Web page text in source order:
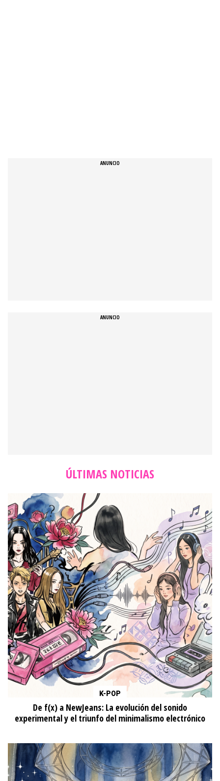
ÚLTIMAS NOTICIAS
K-POP
De f(x) a NewJeans: La evolución del sonido
experimental y el triunfo del minimalismo electrónico